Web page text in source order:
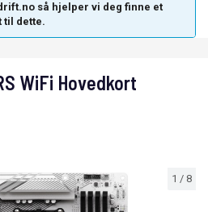
så hjelper vi deg finne et
til dette.
1 / 8
WiFi Hovedkort